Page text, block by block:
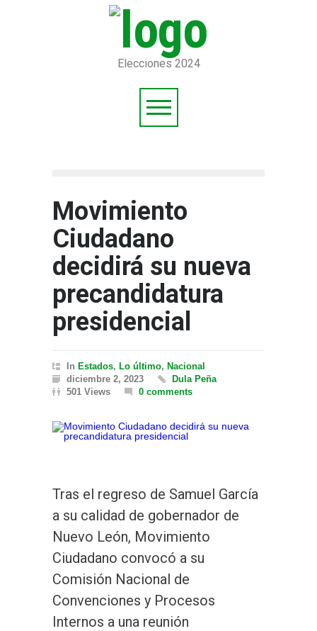
Elecciones 2024
Movimiento
Ciudadano
decidirá su nueva
precandidatura
presidencial
In Estados, Lo último, Nacional
diciembre 2, 2023
Dula Peña
501 Views
0 comments
Tras el regreso de Samuel García
a su calidad de gobernador de
Nuevo León, Movimiento
Ciudadano convocó a su
Comisión Nacional de
Convenciones y Procesos
Internos a una reunión